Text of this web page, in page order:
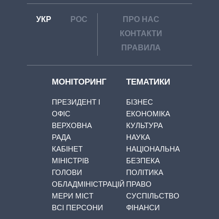
УКР РОС
ПРО НАС
КОНТАКТИ
ПРАВИЛА
МОНІТОРИНГ
ПРЕЗИДЕНТ І
ОФІС
ВЕРХОВНА
РАДА
КАБІНЕТ
МІНІСТРІВ
ГОЛОВИ
ОБЛАДМІНІСТРАЦІЙ
МЕРИ МІСТ
ВСІ ПЕРСОНИ
ТЕМАТИКИ
БІЗНЕС
ЕКОНОМІКА
КУЛЬТУРА
НАУКА
НАЦІОНАЛЬНА
БЕЗПЕКА
ПОЛІТИКА
ПРАВО
СУСПІЛЬСТВО
ФІНАНСИ